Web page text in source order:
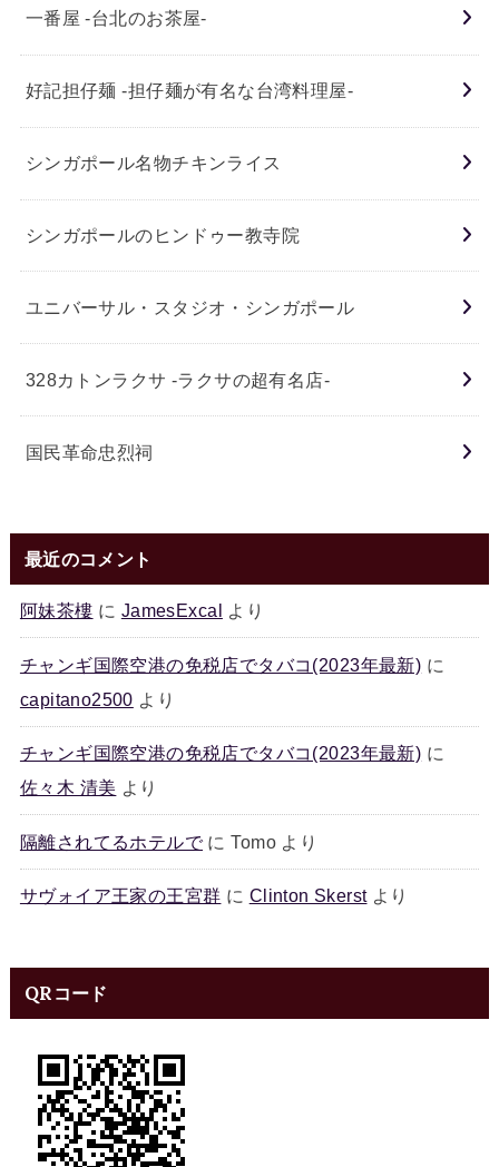
一番屋 -台北のお茶屋-
好記担仔麺 -担仔麺が有名な台湾料理屋-
シンガポール名物チキンライス
シンガポールのヒンドゥー教寺院
ユニバーサル・スタジオ・シンガポール
328カトンラクサ -ラクサの超有名店-
国民革命忠烈祠
最近のコメント
阿妹茶樓 に JamesExcal より
チャンギ国際空港の免税店でタバコ(2023年最新) に
capitano2500 より
チャンギ国際空港の免税店でタバコ(2023年最新) に
佐々木 清美 より
隔離されてるホテルでにTomoより
サヴォイア王家の王宮群 に Clinton Skerstより
QRコード